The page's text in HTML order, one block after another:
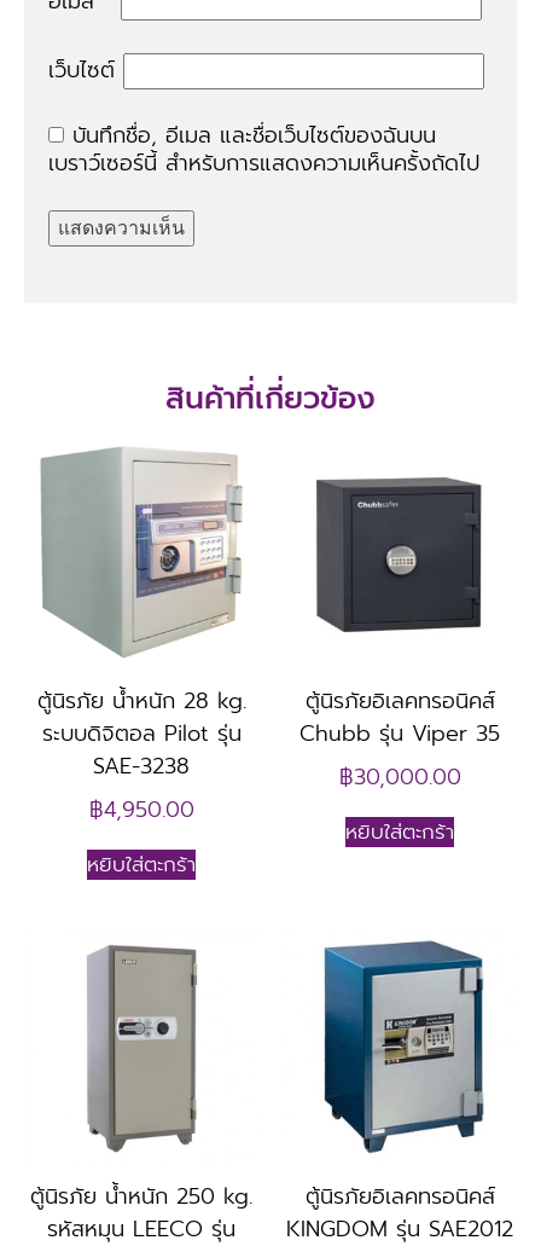
เว็บไซต์
บันทึกชื่อ, อีเมล และชื่อเว็บไซต์ของฉันบน
เบราว์เซอร์นี้ สำหรับการแสดงความเห็นครั้งถัดไป
สินค้าที่เกี่ยวข้อง
ตู้นิรภัย น้ำหนัก 28 kg.
ระบบดิจิตอล Pilot รุ่น
SAE-3238
฿4,950.00
หยิบใส่ตะกร้า
ตู้นิรภัยอิเลคทรอนิคส์
Chubb รุ่น Viper 35
฿30,000.00
หยิบใส่ตะกร้า
ตู้นิรภัย น้ำหนัก 250 kg.
รหัสหมุน LEECO รุ่น
ตู้นิรภัยอิเลคทรอนิคส์
KINGDOM รุ่น SAE2012